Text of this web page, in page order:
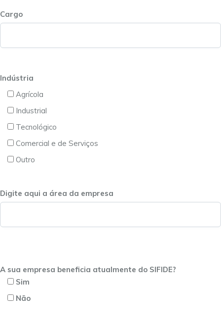
Cargo
Indústria
Agrícola
Industrial
Tecnológico
Comercial e de Serviços
Outro
Digite aqui a área da empresa
A sua empresa beneficia atualmente do SIFIDE?
Sim
Não